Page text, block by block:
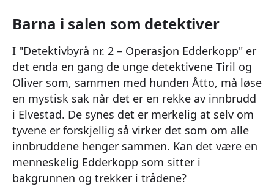
Barna i salen som detektiver
I "Detektivbyrå nr. 2 – Operasjon Edderkopp" er
det enda en gang de unge detektivene Tiril og
Oliver som, sammen med hunden Åtto, må løse
en mystisk sak når det er en rekke av innbrudd
i Elvestad. De synes det er merkelig at selv om
tyvene er forskjellig så virker det som om alle
innbruddene henger sammen. Kan det være en
menneskelig Edderkopp som sitter i
bakgrunnen og trekker i trådene?